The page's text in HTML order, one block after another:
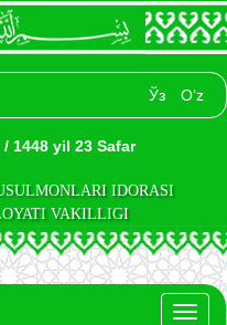
Ўз O‘z
1448 yil 23 Safar
IDORASI
VAKILLIGI